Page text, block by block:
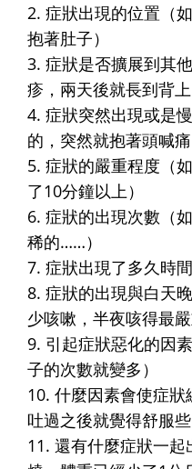
2. 症狀出現的位置（
抱著肚子）
3. 症狀是否擴展到其
疹，兩天後就長到背上
4. 症狀突然出現或是
的，突然就抱著頭喊痛
5. 症狀的嚴重程度（
了10分鐘以上）
6. 症狀的出現次數（
稀的……）
7. 症狀出現了多久時
8. 症狀的出現與白天
少咳嗽，半夜咳得最嚴
9. 引起症狀惡化的因
子的次數就變多）
10. 什麼因素會使症狀
吐過之後就覺得舒服些
11. 還有什麼症狀一